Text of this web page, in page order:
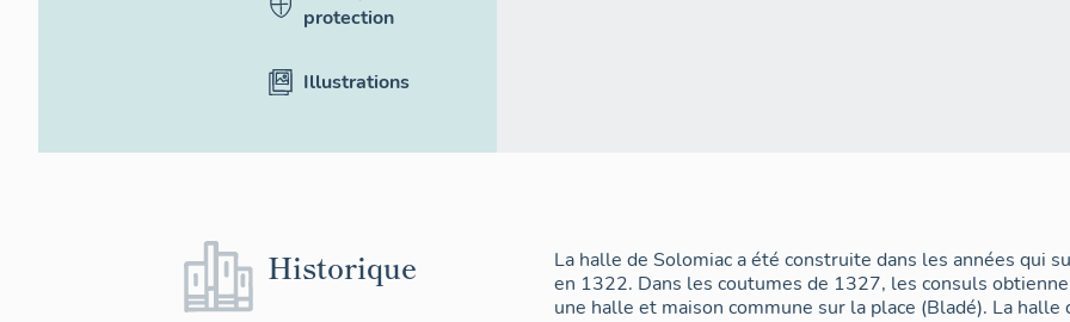
protection
Illustrations
Historique
La halle de Solomiac a été construite dans les années qui
en 1322. Dans les coutumes de 1327, les consuls
une halle et maison commune sur la place (Bladé). La